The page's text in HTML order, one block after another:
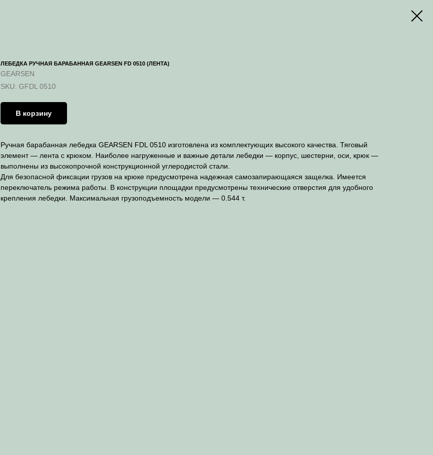
ЛЕБЕДКА РУЧНАЯ БАРАБАННАЯ GEARSEN FD 0510 (ЛЕНТА)
GEARSEN
SKU: GFDL 0510
В корзину
Ручная барабанная лебедка GEARSEN FDL 0510 изготовлена из комплектующих высокого качества. Тяговый
элемент — лента с крюком. Наиболее нагруженные и важные детали лебедки — корпус, шестерни, оси, крюк —
выполнены из высокопрочной конструкционной углеродистой стали.
Для безопасной фиксации грузов на крюке предусмотрена надежная самозапирающаяся защелка. Имеется
переключатель режима работы. В конструкции площадки предусмотрены технические отверстия для удобного
крепления лебедки. Максимальная грузоподъемность модели — 0.544 т.